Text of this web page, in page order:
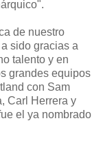
de nuestro
sido gracias a
talento y en
grandes equipos
con Sam
Carl Herrera y
el ya nombrado